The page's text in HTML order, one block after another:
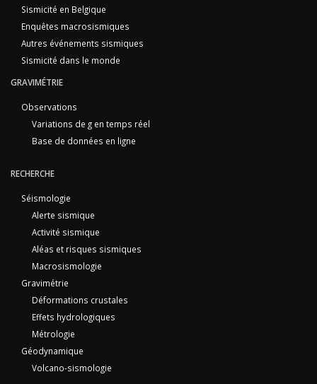
Sismicité en Belgique
Enquêtes macrosismiques
Autres événements sismiques
Sismicité dans le monde
GRAVIMÉTRIE
Observations
Variations de g en temps réel
Base de données en ligne
RECHERCHE
Séismologie
Alerte sismique
Activité sismique
Aléas et risques sismiques
Macrosismologie
Gravimétrie
Déformations crustales
Effets hydrologiques
Métrologie
Géodynamique
Volcano-sismologie